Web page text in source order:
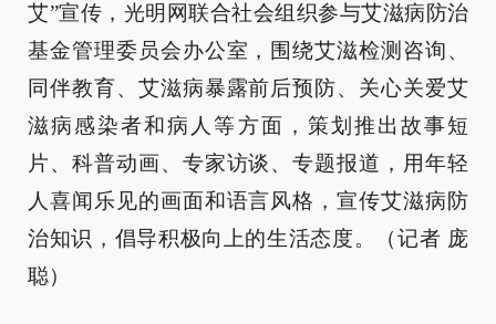
艾”宣传，光明网联合社会组织参与艾滋病防治
基金管理委员会办公室，围绕艾滋检测咨询、
同伴教育、艾滋病暴露前后预防、关心关爱艾
滋病感染者和病人等方面，策划推出故事短
片、科普动画、专家访谈、专题报道，用年轻
人喜闻乐见的画面和语言风格，宣传艾滋病防
治知识，倡导积极向上的生活态度。（记者 庞
聪）